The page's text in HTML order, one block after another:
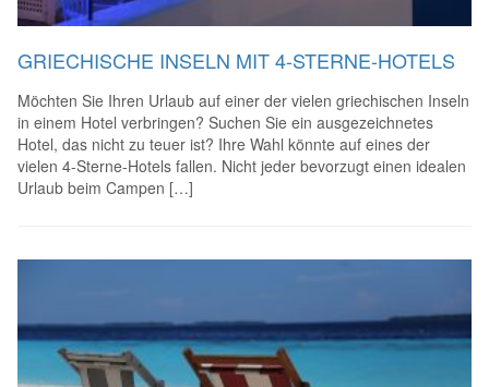
GRIECHISCHE INSELN MIT 4-STERNE-HOTELS
Möchten Sie Ihren Urlaub auf einer der vielen griechischen Inseln
in einem Hotel verbringen? Suchen Sie ein ausgezeichnetes
Hotel, das nicht zu teuer ist? Ihre Wahl könnte auf eines der
vielen 4-Sterne-Hotels fallen. Nicht jeder bevorzugt einen idealen
Urlaub beim Campen […]